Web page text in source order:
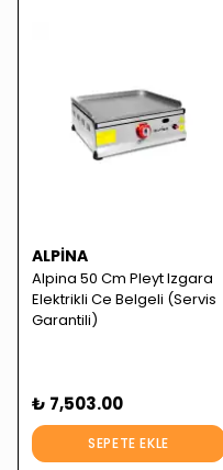
ALPINA
Alpina 50 Cm Pleyt Izgara
Elektrikli Ce Belgeli (Servis
Garantili)
₺ 7,503.00
SEPETE EKLE